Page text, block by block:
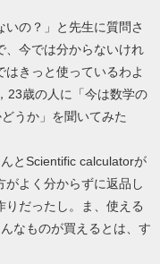
の？」と先生に質問さ
、今では分からないけれ
きっと使っているわよ
23歳の人に「今は数学の
うか」を聞いてみた
とScientific calculatorが
よく分からずに返品し
りだったし。ま、使える
なものが買えるとは、す